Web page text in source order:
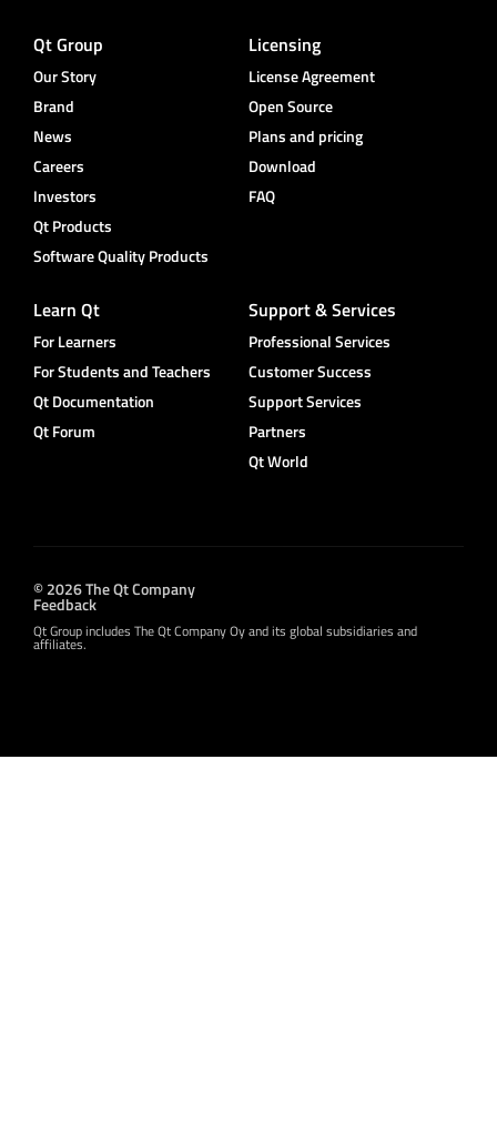
Qt Group
Our Story
Brand
News
Careers
Investors
Qt Products
Software Quality Products
Licensing
License Agreement
Open Source
Plans and pricing
Download
FAQ
Learn Qt
For Learners
For Students and Teachers
Qt Documentation
Qt Forum
Support & Services
Professional Services
Customer Success
Support Services
Partners
Qt World
© 2026 The Qt Company
Feedback
Qt Group includes The Qt Company Oy and its global subsidiaries and
affiliates.